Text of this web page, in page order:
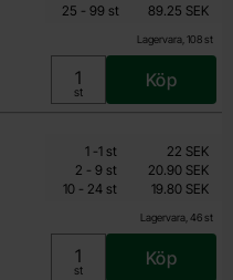
Lagervara, 108 st
Inklusive 25% moms
Enhet:
st
Köp
25 - till
99 st 89.25 SEK
Lagervara, 46 st
Från
16.50 SEK
Inklusive 25% moms
Enhet:
st
Köp
Mängdrabatt
Pris /st
1 -till
1 st
22 SEK
2 - till
9 st
20.90 SEK
10 - till
24 st 19.80 SEK